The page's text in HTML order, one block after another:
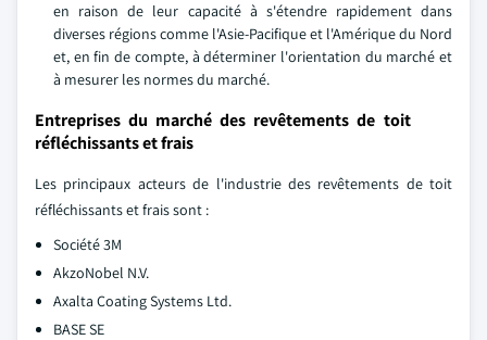
en raison de leur capacité à s'étendre rapidement dans
diverses régions comme l'Asie-Pacifique et l'Amérique du Nord
et, en fin de compte, à déterminer l'orientation du marché et
à mesurer les normes du marché.
Entreprises du marché des revêtements de toit
réfléchissants et frais
Les principaux acteurs de l'industrie des revêtements de toit
réfléchissants et frais sont :
Société 3M
AkzoNobel N.V.
Axalta Coating Systems Ltd.
BASE SE